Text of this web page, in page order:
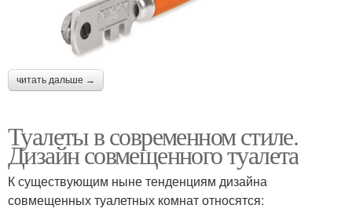
читать дальше →
Туалеты в современном стиле.
Дизайн совмещенного туалета
К существующим ныне тенденциям дизайна
совмещенных туалетных комнат относятся: